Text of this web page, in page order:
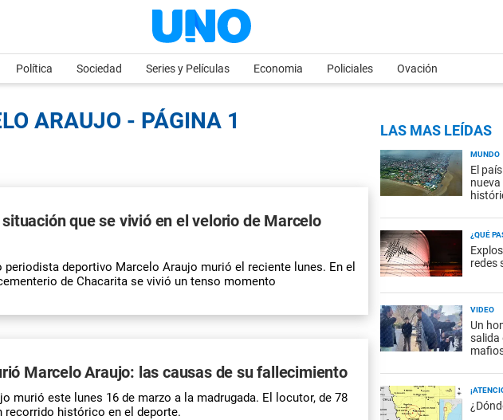
Política Sociedad Series y Películas Economia Policiales Ovación
ARAUJO - PÁGINA 1
que se vivió en el velorio de Marcelo
periodista deportivo Marcelo Araujo murió el reciente lunes. En el
de Chacarita se vivió un tenso momento
Marcelo Araujo: las causas de su fallecimiento
murió este lunes 16 de marzo a la madrugada. El locutor, de 78
recorrido histórico en el deporte.
LAS MAS LEÍDAS
MUNDO
El
¿QUÉ
redes
VIDEO
Un
salida